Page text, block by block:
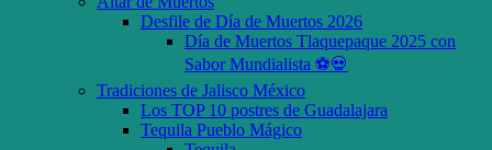
Desfile de Día de Muertos 2026
Día de Muertos Tlaquepaque 2025 con
Sabor Mundialista ⚽💀
Tradiciones de Jalisco México
Los TOP 10 postres de Guadalajara
Tequila Pueblo Mágico